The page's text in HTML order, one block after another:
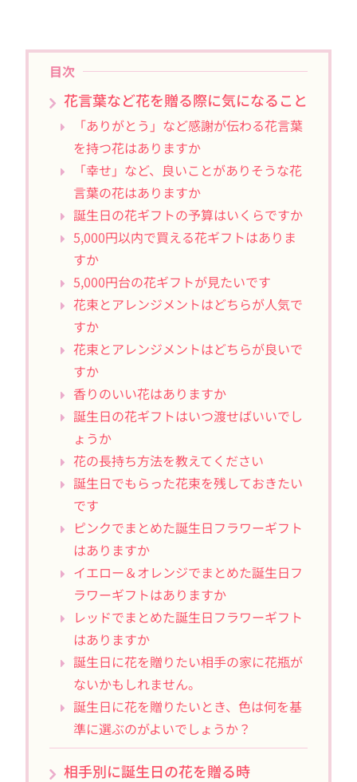
目次
花言葉など花を贈る際に気になること
「ありがとう」など感謝が伝わる花言葉
を持つ花はありますか
「幸せ」など、良いことがありそうな花
言葉の花はありますか
誕生日の花ギフトの予算はいくらですか
5,000円以内で買える花ギフトはありま
すか
5,000円台の花ギフトが見たいです
花束とアレンジメントはどちらが人気で
すか
花束とアレンジメントはどちらが良いで
すか
香りのいい花はありますか
誕生日の花ギフトはいつ渡せばいいでし
ょうか
花の長持ち方法を教えてください
誕生日でもらった花束を残しておきたい
です
ピンクでまとめた誕生日フラワーギフト
はありますか
イエロー＆オレンジでまとめた誕生日フ
ラワーギフトはありますか
レッドでまとめた誕生日フラワーギフト
はありますか
誕生日に花を贈りたい相手の家に花瓶が
ないかもしれません。
誕生日に花を贈りたいとき、色は何を基
準に選ぶのがよいでしょうか？
相手別に誕生日の花を贈る時